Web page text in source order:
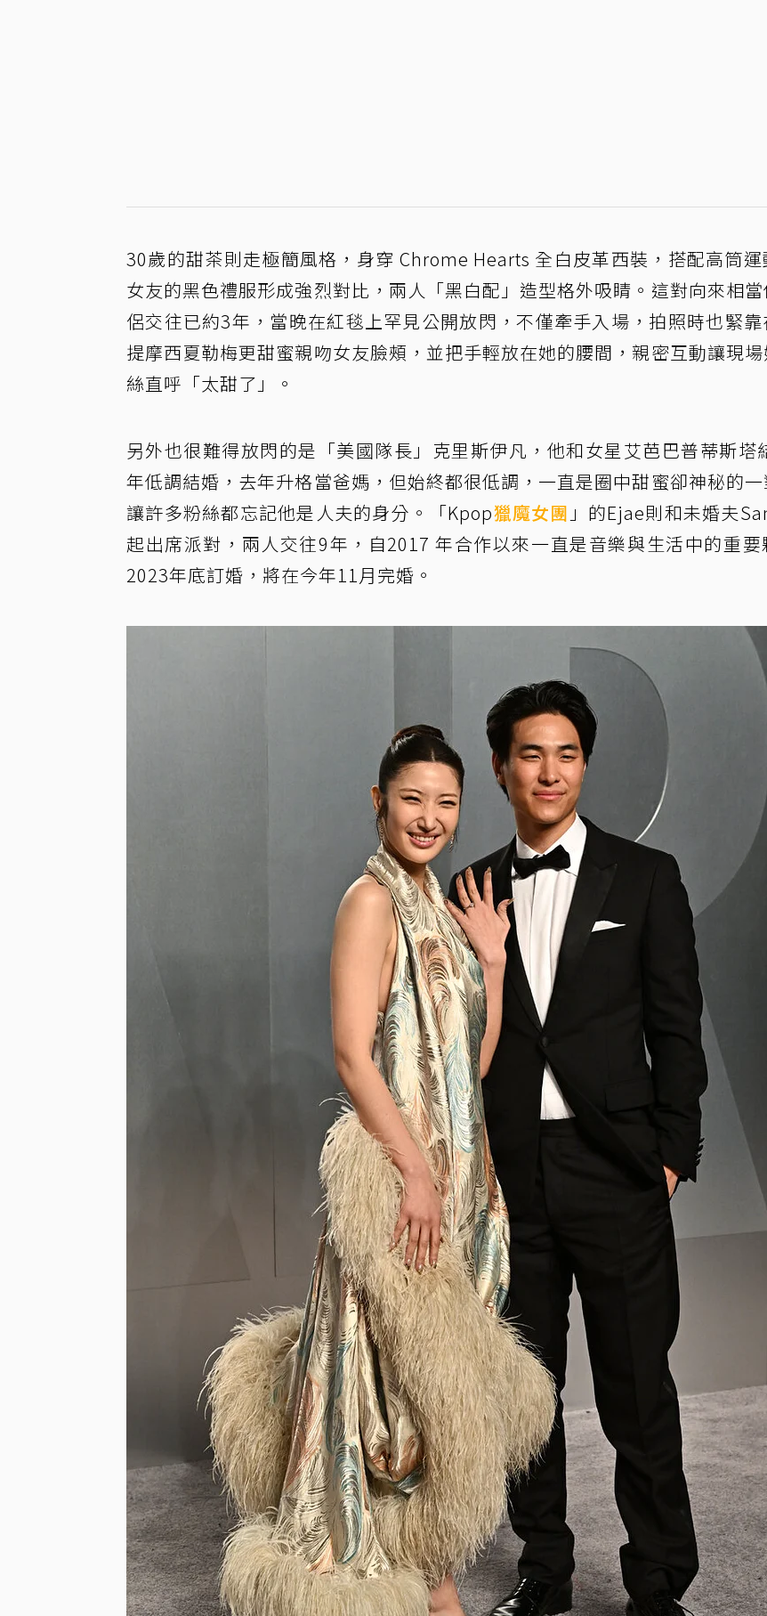
30歲的甜茶則走極簡風格，身穿 Chrome Hearts 全白皮革西裝，搭配高筒運
女友的黑色禮服形成強烈對比，兩人「黑白配」造型格外吸睛。這對向來相
侶交往已約3年，當晚在紅毯上罕見公開放閃，不僅牽手入場，拍照時也緊靠
提摩西夏勒梅更甜蜜親吻女友臉頰，並把手輕放在她的腰間，親密互動讓現
絲直呼「太甜了」。
另外也很難得放閃的是「美國隊長」克里斯伊凡，他和女星艾芭巴普蒂斯塔
年低調結婚，去年升格當爸媽，但始終都很低調，一直是圈中甜蜜卻神秘的
讓許多粉絲都忘記他是人夫的身分。「Kpop獵魔女團 」的Ejae則和未婚夫
起出席派對，兩人交往9年，自2017 年合作以來一直是音樂與生活中的重要
2023年底訂婚，將在今年11月完婚。